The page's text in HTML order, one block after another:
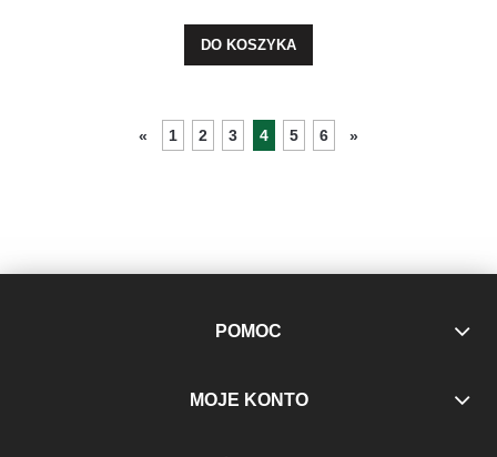
DO KOSZYKA
« 1 2 3 4 5 6 »
POMOC
MOJE KONTO